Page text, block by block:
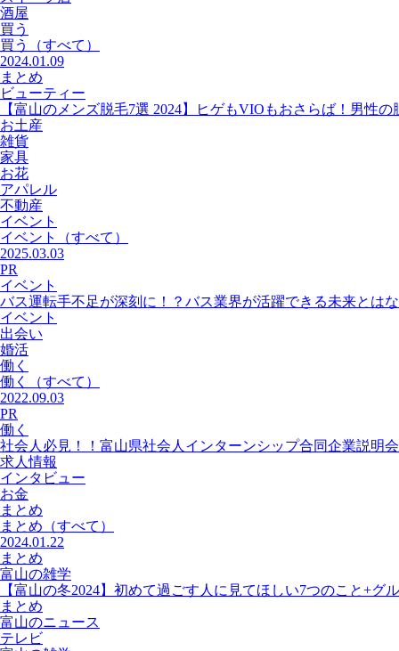
酒屋
買う
買う
（すべて）
2024.01.09
まとめ
ビューティー
【富山のメンズ脱毛7選 2024】ヒゲもVIOもおさらば！男性
お土産
雑貨
家具
お花
アパレル
不動産
イベント
イベント
（すべて）
2025.03.03
PR
イベント
バス運転手不足が深刻に！？バス業界が活躍できる未来とは
イベント
出会い
婚活
働く
働く
（すべて）
2022.09.03
PR
働く
社会人必見！！富山県社会人インターンシップ合同企業説明会
求人情報
インタビュー
お金
まとめ
まとめ （すべて）
2024.01.22
まとめ
富山の雑学
【富山の冬2024】初めて過ごす人に見てほしい7つのこと+グ
まとめ
富山のニュース
テレビ